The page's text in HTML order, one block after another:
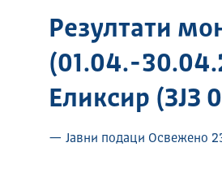
Резултати
(01.04.-
Еликсир (ЗЈЗ
— Јавни подаци Освежено